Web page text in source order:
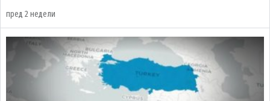
пред 2 недели